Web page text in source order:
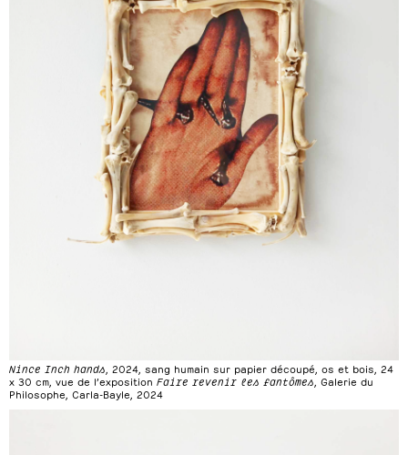
Nince Inch hands, 2024, sang humain sur papier découpé, os et bois, 24
x 30 cm, vue de l’exposition Faire revenir les fantômes, Galerie du
Philosophe, Carla-Bayle, 2024